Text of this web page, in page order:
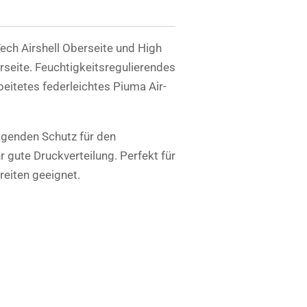
Airshell Oberseite und High
Feuchtigkeitsregulierendes
federleichtes Piuma Air-
Schutz für den
gute Druckverteilung. Perfekt für
geeignet.